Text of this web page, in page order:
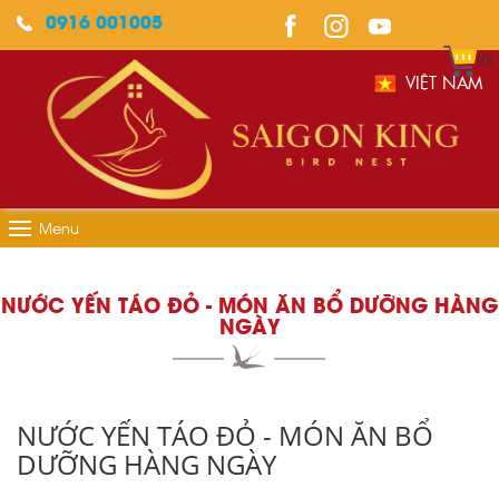
(0)
0916 001005
VIỆT NAM
Menu
NƯỚC YẾN TÁO ĐỎ - MÓN ĂN BỔ DƯỠNG HÀNG
NGÀY
NƯỚC YẾN TÁO ĐỎ - MÓN ĂN BỔ
DƯỠNG HÀNG NGÀY